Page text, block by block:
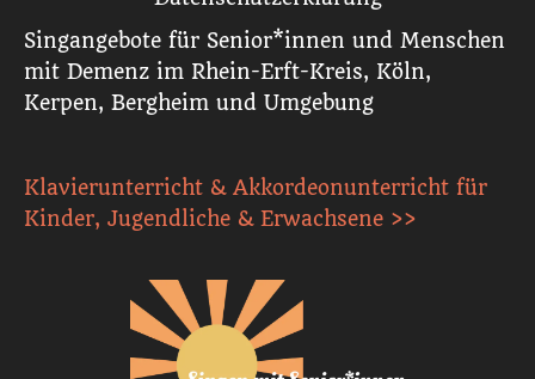
Singangebote für Senior*innen und Menschen
mit Demenz im Rhein-Erft-Kreis, Köln,
Kerpen, Bergheim und Umgebung
Klavierunterricht & Akkordeonunterricht für
Kinder, Jugendliche & Erwachsene >>